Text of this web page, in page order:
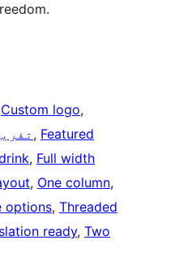
Custom logo
, Featured
, Full width
, One column
options, Threaded
ready, Two